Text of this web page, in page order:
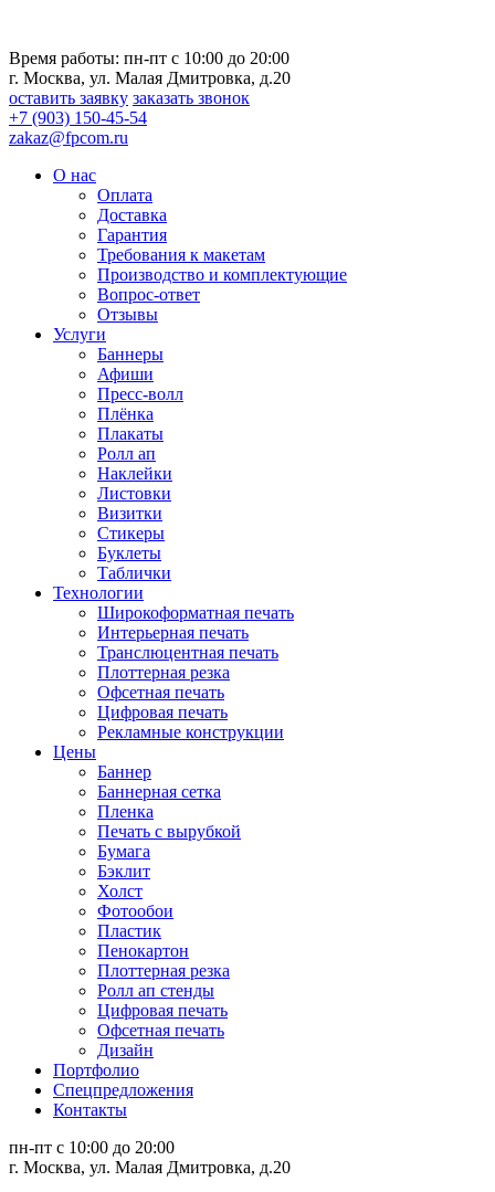
Время работы: пн-пт с 10:00 до 20:00
г. Москва, ул. Малая Дмитровка, д.20
оставить заявку заказать звонок
+7 (903) 150-45-54
zakaz@fpcom.ru
О нас
Оплата
Доставка
Гарантия
Требования к макетам
Производство и комплектующие
Вопрос-ответ
Отзывы
Услуги
Баннеры
Афиши
Пресс-волл
Плёнка
Плакаты
Ролл ап
Наклейки
Листовки
Визитки
Стикеры
Буклеты
Таблички
Технологии
Широкоформатная печать
Интерьерная печать
Транслюцентная печать
Плоттерная резка
Офсетная печать
Цифровая печать
Рекламные конструкции
Цены
Баннер
Баннерная сетка
Пленка
Печать с вырубкой
Бумага
Бэклит
Холст
Фотообои
Пластик
Пенокартон
Плоттерная резка
Ролл ап стенды
Цифровая печать
Офсетная печать
Дизайн
Портфолио
Спецпредложения
Контакты
пн-пт с 10:00 до 20:00
г. Москва, ул. Малая Дмитровка, д.20